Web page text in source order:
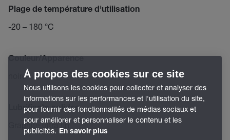
Plage de température d'utilisation
-20 – 180 °C
Couleur/Apparence
noire
Lubrifiants solides
Graphite ultra fin
À propos des cookies sur ce site
Nous utilisons les cookies pour collecter et analyser des
informations sur les performances et l'utilisation du site,
pour fournir des fonctionnalités de médias sociaux et
pour améliorer et personnaliser le contenu et les
publicités. En savoir plus